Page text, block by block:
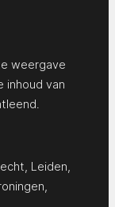
weergave
inhoud van
Leiden